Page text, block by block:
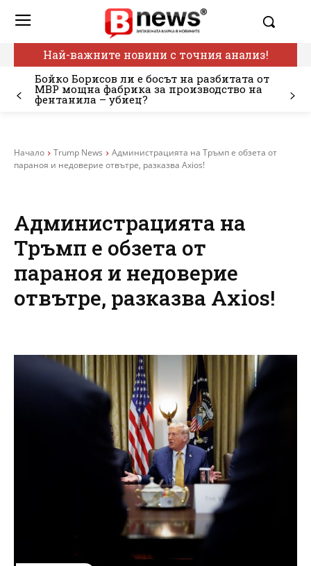
Най-важните новини с точния анализ!
Бойко Борисов ли е босът на разбитата от
МВР мощна фабрика за производство на
фентанила – убиец?
Начало Trump News
Администрацията на Тръмп е обзета от
параноя и недоверие отвътре, разказва Axios!
Администрацията на
Тръмп е обзета от
параноя и недоверие
отвътре, разказва Axios!